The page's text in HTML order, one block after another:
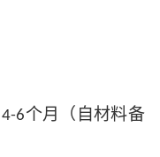
4-6个月（自材料备